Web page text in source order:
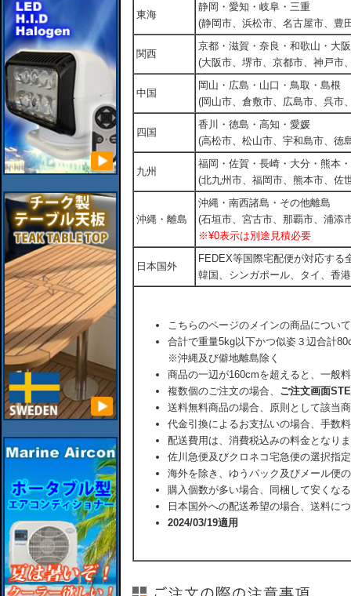
東海
静岡・愛知・岐阜・三重
(静岡市、浜松市、名古屋市、豊
関西
京都・滋賀・奈良・和歌山・大
(大阪市、堺市、京都市、神戸市
中国
岡山・広島・山口・鳥取・島根
(岡山市、倉敷市、広島市、呉市
四国
香川・徳島・高知・愛媛
(高松市、松山市、宇和島市、徳
九州
福岡・佐賀・長崎・大分・熊本
(北九州市、福岡市、熊本市、佐
沖縄・離島
沖縄・南西諸島・その他離島
(石垣市、宮古市、那覇市、浦添
※¥0表示は別途見積必要
日本国外
FEDEX等国際宅配便が対応す
韓国、シンガポール、タイ、香
こちらのページのメインの商品につい
合計で重量5kg以下かつ似姿３辺合計
※沖縄及び僻地離島除く
商品の一辺が160cmを超えると、一般
複数個のご注文の場合、 ご注文画面
送料無料商品の場合、原則として該当
代金引換によるお支払いの場合、手数
配送費用は、消費税込みの料金となり
佐川急便及びクロネコ宅急便の選択指
海外を除き、ゆうパック及びメール便
購入個数が多い場合、同梱して安くな
日本国外への配送希望の場合、送料に
2024/03/19適用